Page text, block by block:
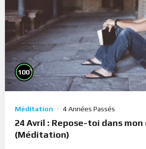
100%
Méditation 4 Années Passés
24 Avril : Repose-toi dans mon
(Méditation)